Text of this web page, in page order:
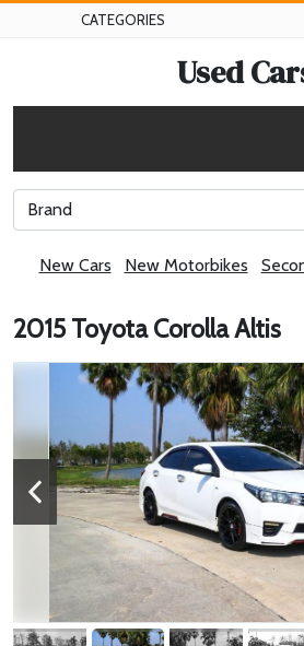
CATEGORIES
Used
Brand
New Cars New Motorbikes
2015 Toyota Corolla Altis